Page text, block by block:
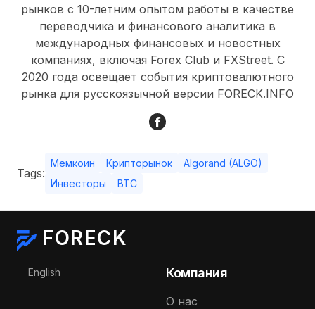
рынков с 10-летним опытом работы в качестве
переводчика и финансового аналитика в
международных финансовых и новостных
компаниях, включая Forex Club и FXStreet. С
2020 года освещает события криптовалютного
рынка для русскоязычной версии FORECK.INFO
Tags:
Мемкоин Крипторынок
Algorand (ALGO)
Инвесторы
BTC
FORECK
Выберите язык
English Компания
О нас